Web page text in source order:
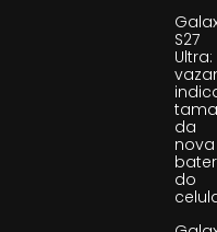
S27
Ultra:
da
nova
do